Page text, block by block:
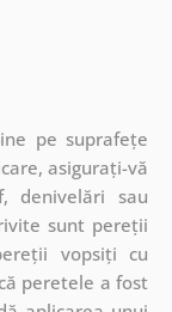
pe suprafețe
asigurați-vă
denivelări sau
sunt pereții
vopsiți cu
peretele a fost